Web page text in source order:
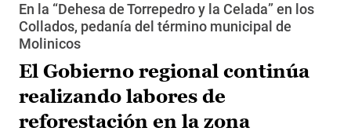
En la “Dehesa de Torrepedro y la Celada” en los
Collados, pedanía del término municipal de
Molinicos
El Gobierno regional continúa
realizando labores de
reforestación en la zona